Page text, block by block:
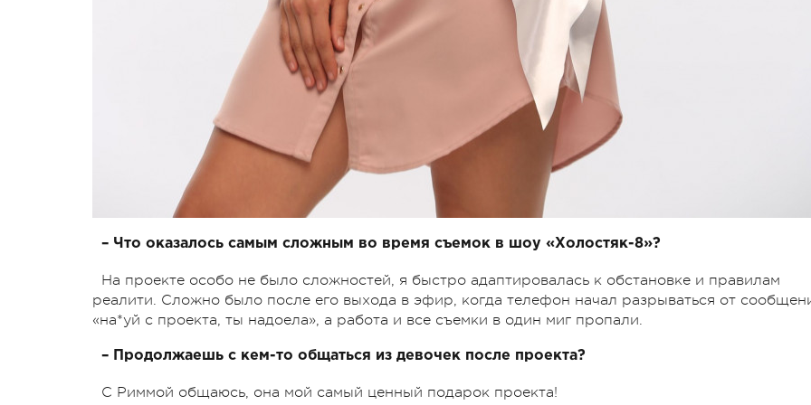
– Что оказалось самым сложным во время съемок в шоу «Холостяк-8»?
На проекте особо не было сложностей, я быстро адаптировалась к обстановке и правилам
реалити. Сложно было после его выхода в эфир, когда телефон начал разрываться от
«на*уй с проекта, ты надоела», а работа и все съемки в один миг пропали.
– Продолжаешь с кем-то общаться из девочек после проекта?
С Риммой общаюсь, она мой самый ценный подарок проекта!